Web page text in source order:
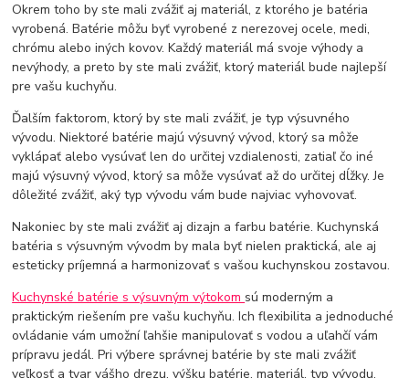
Okrem toho by ste mali zvážiť aj materiál, z ktorého je batéria
vyrobená. Batérie môžu byť vyrobené z nerezovej ocele, medi,
chrómu alebo iných kovov. Každý materiál má svoje výhody a
nevýhody, a preto by ste mali zvážiť, ktorý materiál bude najlepší
pre vašu kuchyňu.
Ďalším faktorom, ktorý by ste mali zvážiť, je typ výsuvného
vývodu. Niektoré batérie majú výsuvný vývod, ktorý sa môže
vyklápať alebo vysúvať len do určitej vzdialenosti, zatiaľ čo iné
majú výsuvný vývod, ktorý sa môže vysúvať až do určitej dĺžky. Je
dôležité zvážiť, aký typ vývodu vám bude najviac vyhovovať.
Nakoniec by ste mali zvážiť aj dizajn a farbu batérie. Kuchynská
batéria s výsuvným vývodm by mala byť nielen praktická, ale aj
esteticky príjemná a harmonizovať s vašou kuchynskou zostavou.
Kuchynské batérie s výsuvným výtokom sú moderným a
praktickým riešením pre vašu kuchyňu. Ich flexibilita a jednoduché
ovládanie vám umožní ľahšie manipulovať s vodou a uľahčí vám
prípravu jedál. Pri výbere správnej batérie by ste mali zvážiť
veľkosť a tvar vášho drezu, výšku batérie, materiál, typ vývodu,